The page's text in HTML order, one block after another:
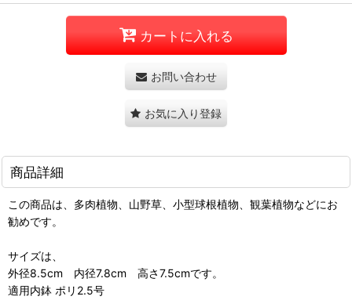
カートに入れる
お問い合わせ
お気に入り登録
商品詳細
この商品は、多肉植物、山野草、小型球根植物、観葉植物などにお
勧めです。
サイズは、
外径8.5cm 内径7.8cm 高さ7.5cmです。
適用内鉢 ポリ2.5号